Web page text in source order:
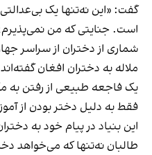
گفت: «این نه‌تنها یک
است. جنایتی که من
شماری از دختران از سراسر
ملاله به دختران افغان
یک فاجعه طبیعی از رفتن به
فقط به دلیل دختر بودن از
این بنیاد در پیام خود به
طالبان نه‌تنها که می‌خواهد